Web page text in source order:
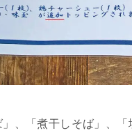
、「煮干しそば」、「